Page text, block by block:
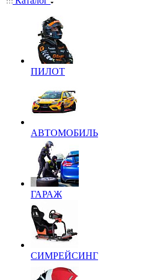
ПИЛОТ
АВТОМОБИЛЬ
ГАРАЖ
СИМРЕЙСИНГ